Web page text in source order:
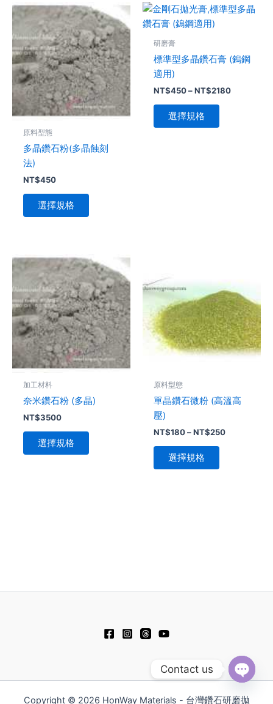
原料型態
多晶鑽石粉(多晶蝕刻
法)
NT$450
選擇規格
此
產
品
有
多
種
款
式。
產
面
選
項
研磨膏
標準型多晶鑽石膏 (鎢鋼
適用)
NT$450 – NT$2180
價
格
到
選擇規格
此
有
多
款
可
加工材料
奈米鑽石粉 (多晶)
NT$3500
選擇規格
此
產
品
有
多
種
款
式。
產
頁
面
原料型態
單晶鑽石微粉 (高溫高
壓)
NT$180 – NT$250
圍：
NT$180
到
NT$250
選擇規格
品
有
多
種
款
產
頁
面
選
Copyright © 2026 HonWay Materials - 台灣鑽石研磨拋
Contact us
Open
chaty